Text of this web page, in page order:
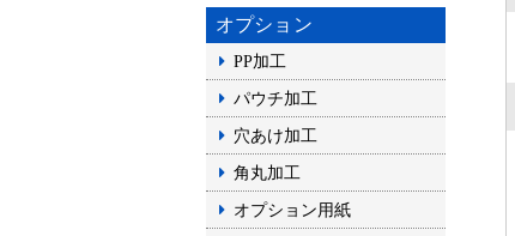
オプション
PP加工
パウチ加工
穴あけ加工
角丸加工
オプション用紙